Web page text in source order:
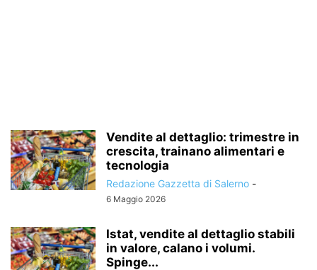
Vendite al dettaglio: trimestre in
crescita, trainano alimentari e
tecnologia
Redazione Gazzetta di Salerno -
6 Maggio 2026
Istat, vendite al dettaglio stabili
in valore, calano i volumi.
Spinge...